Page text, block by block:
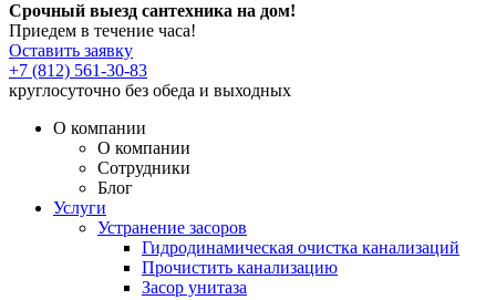
Срочный выезд сантехника на дом!
Приедем в течение часа!
Оставить заявку
+7 (812) 561-30-83
круглосуточно без обеда и выходных
О компании
О компании
Сотрудники
Блог
Услуги
Устранение засоров
Гидродинамическая очистка канализаций
Прочистить канализацию
Засор унитаза